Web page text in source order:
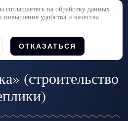
(строительство
соглашаетесь на обработку данных
повышения удобства и качества
ОТКАЗАТЬСЯ